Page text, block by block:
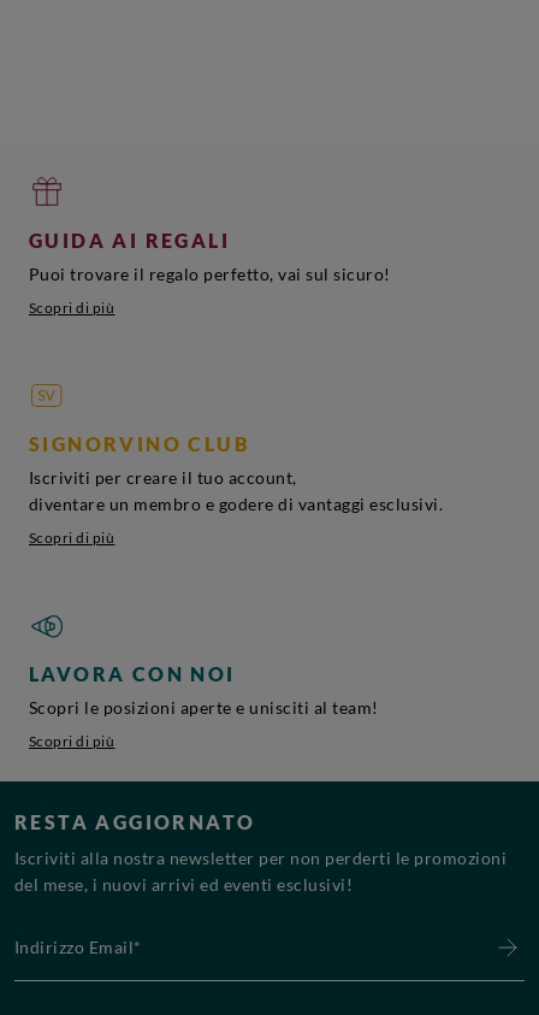
GUIDA AI REGALI
Puoi trovare il regalo perfetto, vai sul sicuro!
Scopri di più
SIGNORVINO CLUB
Iscriviti per creare il tuo account,
diventare un membro e godere di vantaggi esclusivi.
Scopri di più
LAVORA CON NOI
Scopri le posizioni aperte e unisciti al team!
Scopri di più
RESTA AGGIORNATO
Iscriviti alla nostra newsletter per non perderti le promozioni
del mese, i nuovi arrivi ed eventi esclusivi!